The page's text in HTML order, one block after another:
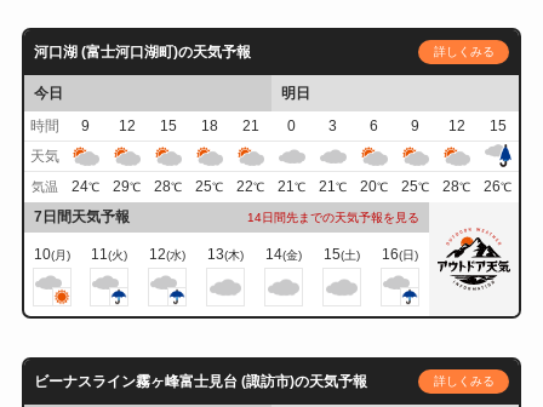
河口湖 (富士河口湖町)の天気予報 詳しくみる
今日
明日
時間
9 12 15 18 21 0 3 6 9 12
15
天気
気温 24℃ 29℃ 28℃ 25℃ 22℃ 21℃ 21℃ 20℃ 25℃ 28℃ 26℃
7日間天気予報 14日間先までの天気予報を見る
10(月) 11(火) 12(水) 13(木) 14(金) 15(土) 16(日)
ビーナスライン霧ヶ峰富士見台 (諏訪市)の天気予報 詳しくみる